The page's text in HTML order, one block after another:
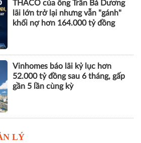
THACO của ông Trần Bá Dương
lãi lớn trở lại nhưng vẫn "gánh"
khối nợ hơn 164.000 tỷ đồng
Vinhomes báo lãi kỷ lục hơn
52.000 tỷ đồng sau 6 tháng, gấp
gần 5 lần cùng kỳ
LÝ